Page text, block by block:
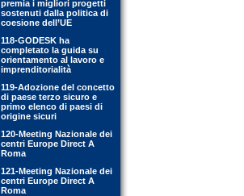
premia i migliori progetti
sostenuti dalla politica di
coesione dell’UE
118-GODESK ha
completato la guida su
orientamento al lavoro e
imprenditorialità
119-Adozione del concetto
di paese terzo sicuro e
primo elenco di paesi di
origine sicuri
120-Meeting Nazionale dei
centri Europe Direct A
Roma
121-Meeting Nazionale dei
centri Europe Direct A
Roma